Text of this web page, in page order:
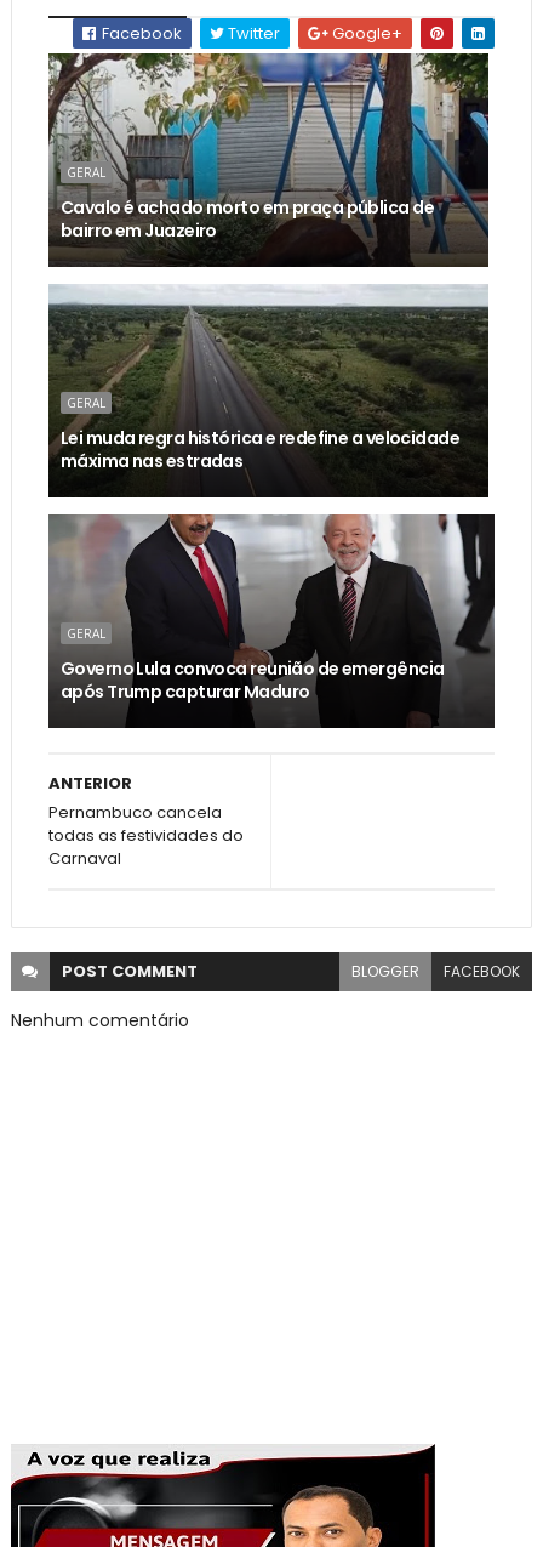
Facebook
Twitter Google+
GERAL
Cavalo é achado morto em praça pública de
bairro em Juazeiro
GERAL
Lei muda regra histórica e redefine a velocidade
máxima nas estradas
GERAL
Governo Lula convoca reunião de emergência
após Trump capturar Maduro
ANTERIOR
Pernambuco cancela
todas as festividades do
Carnaval
POST COMMENT BLOGGER FACEBOOK
Nenhum comentário